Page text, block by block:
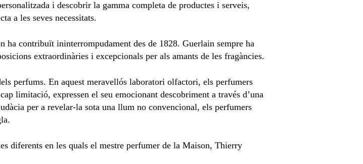
i descobrir la gamma completa de productes i serveis,
a les seves necessitats.
contribuït ininterrompudament des de 1828. Guerlain sempre ha
extraordinàries i excepcionals per als amants de les fragàncies.
perfums. En aquest meravellós laboratori olfactori, els perfumers
limitació, expressen el seu emocionant descobriment a través d’una
per a revelar-la sota una llum no convencional, els perfumers
diferents en les quals el mestre perfumer de la Maison, Thierry